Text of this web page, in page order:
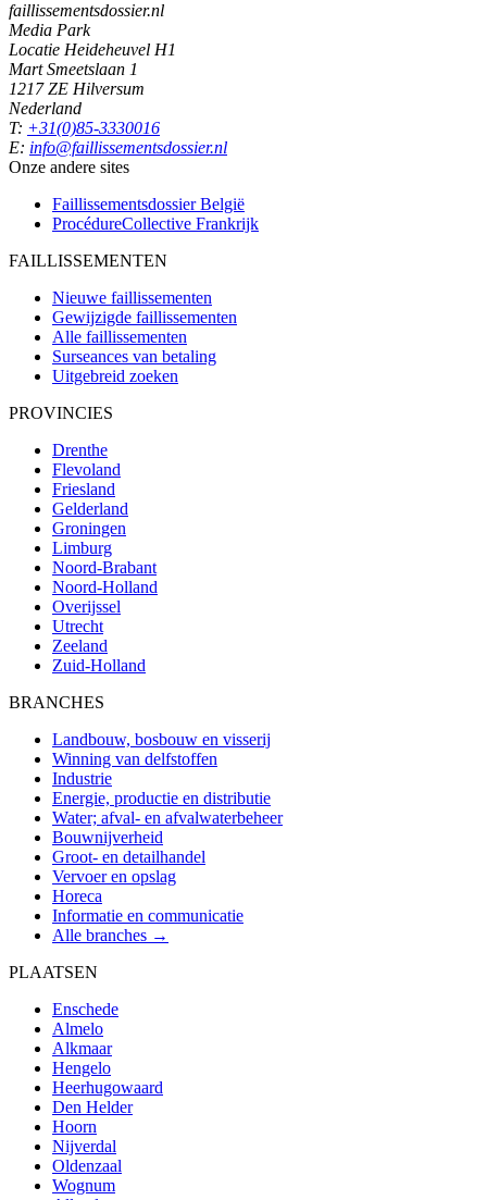
faillissementsdossier.nl
Media Park
Locatie Heideheuvel H1
Mart Smeetslaan 1
1217 ZE Hilversum
Nederland
T: +31(0)85-3330016
E: info@faillissementsdossier.nl
Onze andere sites
Faillissementsdossier België
ProcédureCollective Frankrijk
FAILLISSEMENTEN
Nieuwe faillissementen
Gewijzigde faillissementen
Alle faillissementen
Surseances van betaling
Uitgebreid zoeken
PROVINCIES
Drenthe
Flevoland
Friesland
Gelderland
Groningen
Limburg
Noord-Brabant
Noord-Holland
Overijssel
Utrecht
Zeeland
Zuid-Holland
BRANCHES
Landbouw, bosbouw en visserij
Winning van delfstoffen
Industrie
Energie, productie en distributie
Water; afval- en afvalwaterbeheer
Bouwnijverheid
Groot- en detailhandel
Vervoer en opslag
Horeca
Informatie en communicatie
Alle branches →
PLAATSEN
Enschede
Almelo
Alkmaar
Hengelo
Heerhugowaard
Den Helder
Hoorn
Nijverdal
Oldenzaal
Wognum